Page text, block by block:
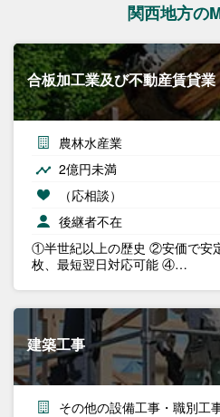
関西地方の
合板加工業及び不動産賃貸業
農林水産業
2億円未満
（応相談）
後継者不在
①半世紀以上の歴史 ②安価で安
枚、最短翌日対応可能 ④…
建築工事
その他の設備工事・職別工